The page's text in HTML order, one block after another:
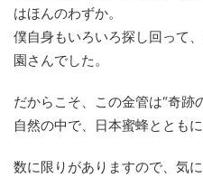
はほんのわずか。
僕自身もいろいろ探し回って
園さんでした。
だからこそ、この金管は“奇跡
自然の中で、日本蜜蜂ととも
数に限りがありますので、気